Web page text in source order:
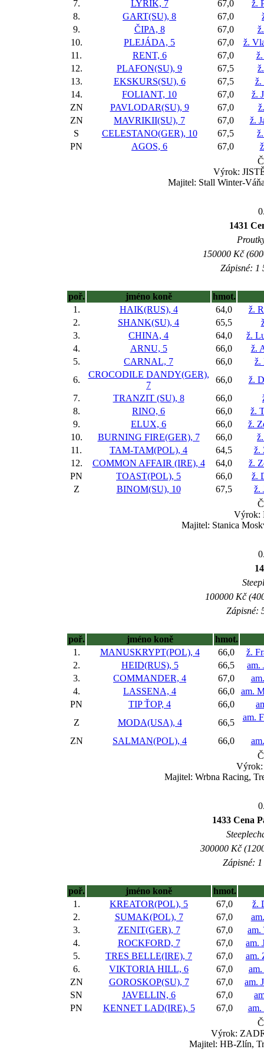
7. LYRIK, 7 67,0
ž.
8.
GART(SU), 8 67,0
9.
ČIPA, 8 67,0
10.
PLEJÁDA, 5 67,0
ž.
11.
RENT, 6 67,0
12.
PLAFON(SU), 9 67,5
13.
EKSKURS(SU), 6 67,5
ž.
14.
FOLIANT, 10 67,0
ž.
ZN
PAVLODAR(SU), 9 67,0
ZN
MAVRIKII(SU), 7 67,0
ž.
S
CELESTANO(GER), 10 67,5
PN
AGOS, 6 67,0
Výrok:
Majitel: Stall Winter-
1431
150000 Kč
Zápisné: 1
poř. jméno koně
hmot.
1.
HAIK(RUS), 4 64,0
ž.
2.
SHANK(SU), 4 65,5
3.
CHINA, 4 64,0
ž.
4.
ARNU, 5 66,0
ž.
5.
CARNAL, 7 66,0
ž.
6.
CROCODILE DANDY(GER),
7
66,0
ž.
7.
TRANZIT (SU), 8 66,0
8.
RINO, 6 66,0
ž.
9.
ELUX, 6 66,0
ž.
10.
BURNING FIRE(GER), 7 66,0
11.
TAM-TAM(POL), 4 64,5
ž.
12.
COMMON AFFAIR (IRE), 4 64,0
ž.
PN
TOAST(POL), 5 66,0
ž.
Z
BINOM(SU), 10 67,5
ž.
Výrok:
Majitel: Stanica
100000 Kč
Zápisné:
poř. jméno koně
hmot.
1.
MANUSKRYPT(POL), 4 66,0
ž.
2.
HEID(RUS), 5 66,5
am.
3.
COMMANDER, 4 67,0
4.
LASSENA, 4 66,0
am.
PN
TIP ŤOP, 4 66,0
Z
MODA(USA), 4 66,5
am.
ZN SALMAN(POL), 4 66,0
Výrok:
Majitel: Wrbna Racing,
1433 Cena
300000 Kč
Zápisné:
poř. jméno koně
hmot.
1.
KREATOR(POL), 5 67,0
ž.
2.
SUMAK(POL), 7 67,0
3.
ZENIT(GER), 7 67,0
am.
4.
ROCKFORD, 7 67,0
am.
5.
TRES BELLE(IRE), 7 67,0
am.
6.
VIKTORIA HILL, 6 67,0
ZN
GOROSKOP(SU), 7 67,0
am.
SN
JAVELLIN, 6 67,0
PN
KENNET LAD(IRE), 5 67,0
am.
Výrok:
Majitel: HB-Zlín,